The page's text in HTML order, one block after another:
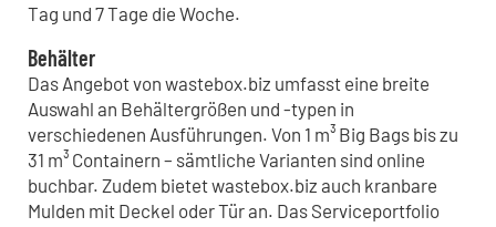
Tag und 7 Tage die Woche.
Behälter
Das Angebot von wastebox.biz umfasst eine breite
Auswahl an Behältergrößen und -typen in
verschiedenen Ausführungen. Von 1 m³ Big Bags bis zu
31 m³ Containern – sämtliche Varianten sind online
buchbar. Zudem bietet wastebox.biz auch kranbare
Mulden mit Deckel oder Tür an. Das Serviceportfolio